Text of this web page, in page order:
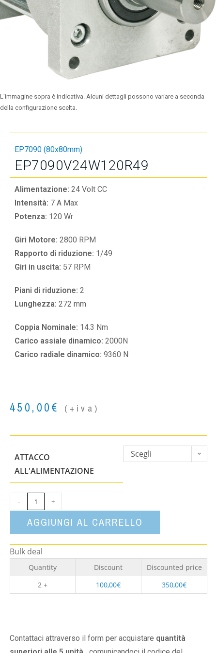
L’immagine sopra è indicativa. Alcuni dettagli possono variare a seconda
della configurazione scelta.
EP7090 (80x80mm)
EP7090V24W120R49
Alimentazione: 24 Volt CC
Intensità: 7 A Max
Potenza: 120 Wr
Giri Motore: 2800 RPM
Rapporto di riduzione: 1/49
Giri in uscita: 57 RPM
Piani di riduzione: 2
Lunghezza: 272 mm
Coppia Nominale: 14.3 Nm
Carico assiale dinamico: 2000N
Carico radiale dinamico: 9360 N
450,00€ (+iva)
ATTACCO
ALL'ALIMENTAZIONE
Scegli
- +
AGGIUNGI AL CARRELLO
Bulk deal
Quantity Discount
Discounted price
2 +
100,00€ 350,00€
Contattaci attraverso il form per acquistare quantità